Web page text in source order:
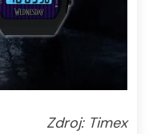
Zdroj: Timex